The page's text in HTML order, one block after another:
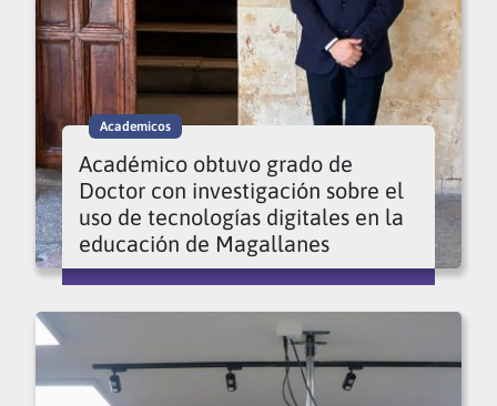
Academicos
Académico obtuvo grado de
Doctor con investigación sobre el
uso de tecnologías digitales en la
educación de Magallanes